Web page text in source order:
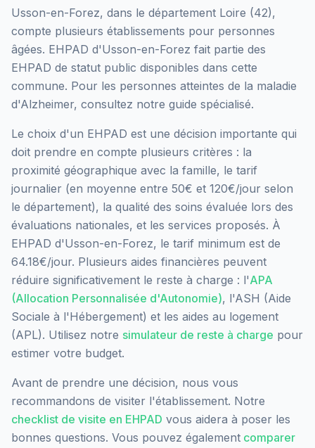
Usson-en-Forez, dans le département Loire (42),
compte plusieurs établissements pour personnes
âgées. EHPAD d'Usson-en-Forez fait partie des
EHPAD de statut public disponibles dans cette
commune. Pour les personnes atteintes de la maladie
d'Alzheimer, consultez notre guide spécialisé.
Le choix d'un EHPAD est une décision importante qui
doit prendre en compte plusieurs critères : la
proximité géographique avec la famille, le tarif
journalier (en moyenne entre 50€ et 120€/jour selon
le département), la qualité des soins évaluée lors des
évaluations nationales, et les services proposés. À
EHPAD d'Usson-en-Forez, le tarif minimum est de
64.18€/jour. Plusieurs aides financières peuvent
réduire significativement le reste à charge : l'APA
(Allocation Personnalisée d'Autonomie), l'ASH (Aide
Sociale à l'Hébergement) et les aides au logement
(APL). Utilisez notre simulateur de reste à charge pour
estimer votre budget.
Avant de prendre une décision, nous vous
recommandons de visiter l'établissement. Notre
checklist de visite en EHPAD vous aidera à poser les
bonnes questions. Vous pouvez également comparer